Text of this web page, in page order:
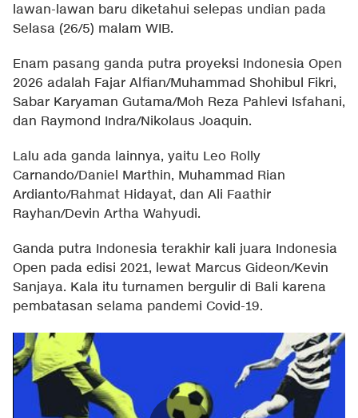
lawan-lawan baru diketahui selepas undian pada
Selasa (26/5) malam WIB.
Enam pasang ganda putra proyeksi Indonesia Open
2026 adalah Fajar Alfian/Muhammad Shohibul Fikri,
Sabar Karyaman Gutama/Moh Reza Pahlevi Isfahani,
dan Raymond Indra/Nikolaus Joaquin.
Lalu ada ganda lainnya, yaitu Leo Rolly
Carnando/Daniel Marthin, Muhammad Rian
Ardianto/Rahmat Hidayat, dan Ali Faathir
Rayhan/Devin Artha Wahyudi.
Ganda putra Indonesia terakhir kali juara Indonesia
Open pada edisi 2021, lewat Marcus Gideon/Kevin
Sanjaya. Kala itu turnamen bergulir di Bali karena
pembatasan selama pandemi Covid-19.